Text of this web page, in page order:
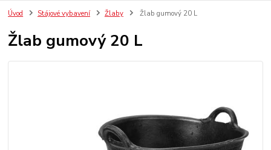
Úvod Stájové vybavení Žlaby Žlab gumový 20 L
Žlab gumový 20 L